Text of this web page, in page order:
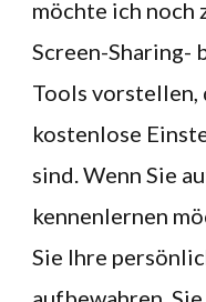
möchte ich noch
Screen-Sharing-
Tools vorstellen,
kostenlose
sind. Wenn Sie
kennenlernen
Sie Ihre